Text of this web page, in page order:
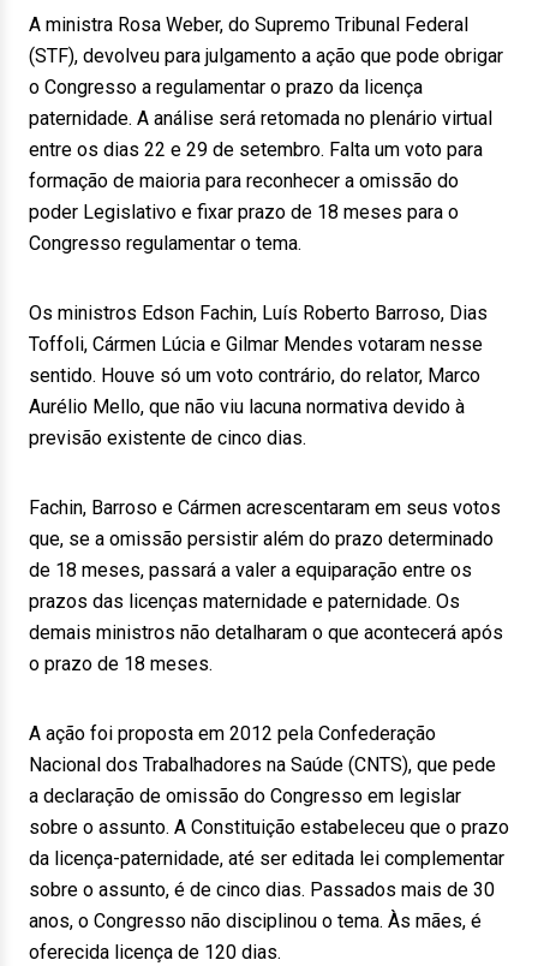
A ministra Rosa Weber, do Supremo Tribunal Federal
(STF), devolveu para julgamento a ação que pode obrigar
o Congresso a regulamentar o prazo da licença
paternidade. A análise será retomada no plenário virtual
entre os dias 22 e 29 de setembro. Falta um voto para
formação de maioria para reconhecer a omissão do
poder Legislativo e fixar prazo de 18 meses para o
Congresso regulamentar o tema.
Os ministros Edson Fachin, Luís Roberto Barroso, Dias
Toffoli, Cármen Lúcia e Gilmar Mendes votaram nesse
sentido. Houve só um voto contrário, do relator, Marco
Aurélio Mello, que não viu lacuna normativa devido à
previsão existente de cinco dias.
Fachin, Barroso e Cármen acrescentaram em seus votos
que, se a omissão persistir além do prazo determinado
de 18 meses, passará a valer a equiparação entre os
prazos das licenças maternidade e paternidade. Os
demais ministros não detalharam o que acontecerá após
o prazo de 18 meses.
A ação foi proposta em 2012 pela Confederação
Nacional dos Trabalhadores na Saúde (CNTS), que pede
a declaração de omissão do Congresso em legislar
sobre o assunto. A Constituição estabeleceu que o prazo
da licença-paternidade, até ser editada lei complementar
sobre o assunto, é de cinco dias. Passados mais de 30
anos, o Congresso não disciplinou o tema. Às mães, é
oferecida licença de 120 dias.